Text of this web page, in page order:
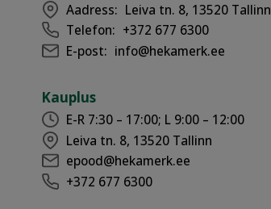
Aadress: Leiva tn. 8, 13520 Tallinn
Telefon: +372 677 6300
E-post: info@hekamerk.ee
Kauplus
E-R 7:30 – 17:00; L 9:00 – 12:00
Leiva tn. 8, 13520 Tallinn
epood@hekamerk.ee
+372 677 6300